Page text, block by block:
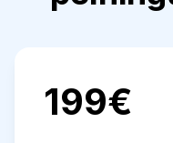
199€